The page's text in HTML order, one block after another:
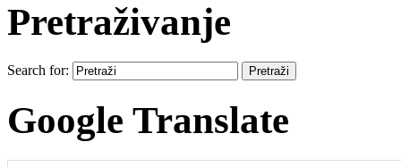
Pretraživanje
Search for:
Google Translate